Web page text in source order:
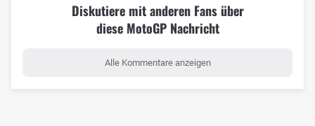
Diskutiere mit anderen Fans über
diese MotoGP Nachricht
Alle Kommentare anzeigen